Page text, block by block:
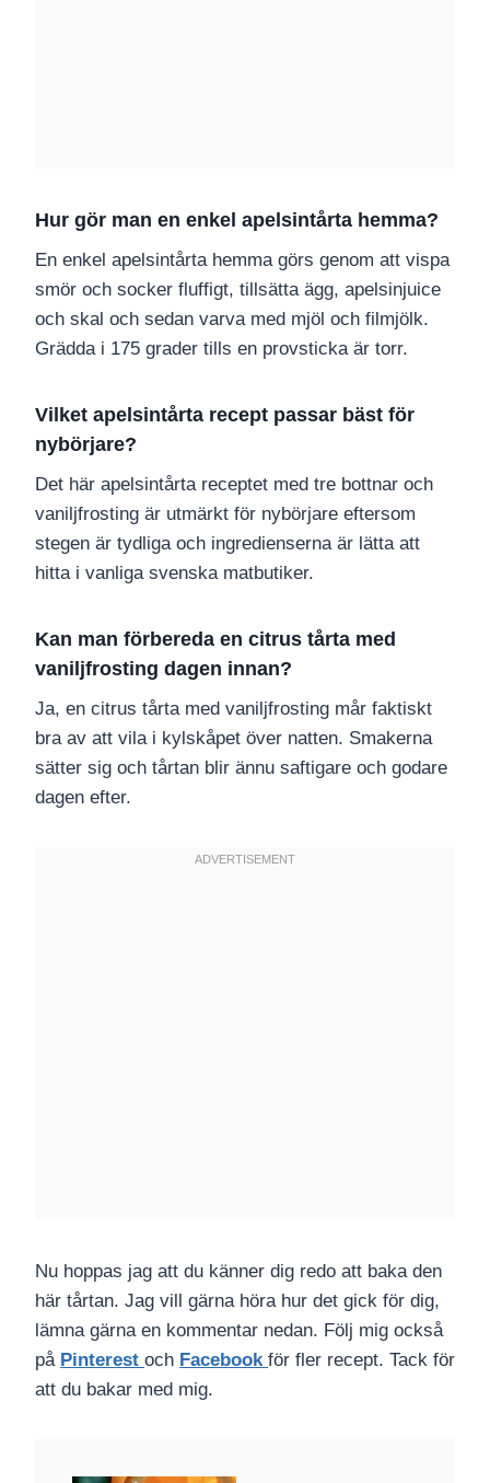
Hur gör man en enkel apelsintårta hemma?
En enkel apelsintårta hemma görs genom att vispa
smör och socker fluffigt, tillsätta ägg, apelsinjuice
och skal och sedan varva med mjöl och filmjölk.
Grädda i 175 grader tills en provsticka är torr.
Vilket apelsintårta recept passar bäst för
nybörjare?
Det här apelsintårta receptet med tre bottnar och
vaniljfrosting är utmärkt för nybörjare eftersom
stegen är tydliga och ingredienserna är lätta att
hitta i vanliga svenska matbutiker.
Kan man förbereda en citrus tårta med
vaniljfrosting dagen innan?
Ja, en citrus tårta med vaniljfrosting mår faktiskt
bra av att vila i kylskåpet över natten. Smakerna
sätter sig och tårtan blir ännu saftigare och godare
dagen efter.
Nu hoppas jag att du känner dig redo att baka den
här tårtan. Jag vill gärna höra hur det gick för dig,
lämna gärna en kommentar nedan. Följ mig också
på Pinterest och Facebook för fler recept. Tack för
att du bakar med mig.